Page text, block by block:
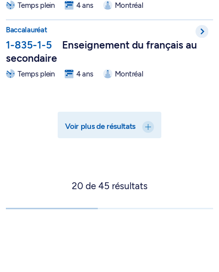
Temps plein 4 ans Montréal
Baccalauréat en enseignement du français au secondaire - 1-
Baccalauréat
1-835-1-5
Enseignement du français au
secondaire
Temps plein 4 ans Montréal
Voir plus de résultats
20 de 45 résultats